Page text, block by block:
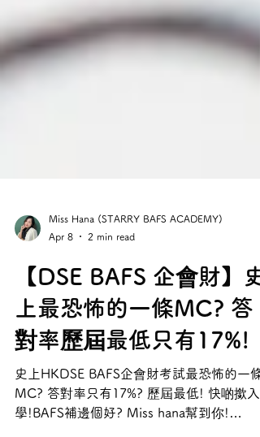
Miss Hana (STARRY BAFS ACADEMY)
Apr 8
2 min read